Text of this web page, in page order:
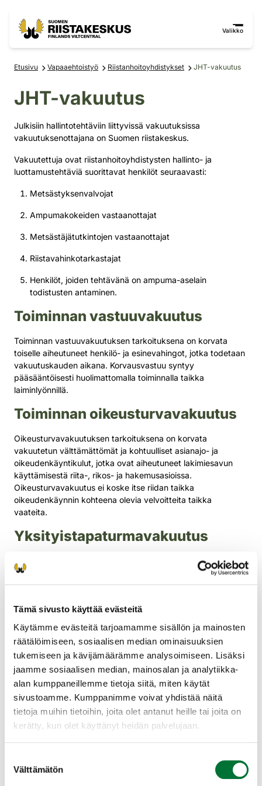
Tämä sivusto käyttää evästeitä
Käytämme evästeitä tarjoamamme sisällön ja mainosten
räätälöimiseen, sosiaalisen median ominaisuuksien
tukemiseen ja kävijämäärämme analysoimiseen. Lisäksi
jaamme sosiaalisen median, mainosalan ja analytiikka-
alan kumppaneillemme tietoja siitä, miten käytät
sivustoamme. Kumppanimme voivat yhdistää näitä
tietoja muihin tietoihin, joita olet antanut heille tai joita on
kerätty, kun olet käyttänyt heidän palvelujaan.
valinta
Välttämätön
Valikko
Etusivu Vapaaehtoistyö Riistanhoitoyhdistykset JHT-vakuutus
JHT-vakuutus
Julkisiin hallintotehtäviin liittyvissä vakuutuksissa
vakuutuksenottajana on Suomen riistakeskus.
Vakuutettuja ovat riistanhoitoyhdistysten hallinto- ja
luottamustehtäviä suorittavat henkilöt seuraavasti:
Metsästyksenvalvojat
Ampumakokeiden vastaanottajat
Metsästäjätutkintojen vastaanottajat
Riistavahinkotarkastajat
Henkilöt, joiden tehtävänä on ampuma-aselain
todistusten antaminen.
Toiminnan vastuuvakuutus
Toiminnan vastuuvakuutuksen tarkoituksena on korvata
toiselle aiheutuneet henkilö- ja esinevahingot, jotka todetaan
vakuutuskauden aikana. Korvausvastuu syntyy
pääsääntöisesti huolimattomalla toiminnalla taikka
laiminlyönnillä.
Toiminnan oikeusturvavakuutus
Oikeusturvavakuutuksen tarkoituksena on korvata
vakuutetun välttämättömät ja kohtuulliset asianajo- ja
oikeudenkäyntikulut, jotka ovat aiheutuneet lakimiesavun
käyttämisestä riita-, rikos- ja hakemusasioissa.
Oikeusturvavakuutus ei koske itse riidan taikka
oikeudenkäynnin kohteena olevia velvoitteita taikka
vaateita.
Yksityistapaturmavakuutus
Yksityistapaturmavakuutuksen tarkoituksena on korvata
äkillisistä tapaturmista ja muista vakuutusehdoissa
mainituista tapahtumista aiheutuneet sairaanhoitokulut.
ja metsästäjätutkintojen vastaanottajat,
riistavahinkotarkastajat ja ampuma-aselain 45 §:ssä ja 53 a
§:ssä tarkoitetut todistusten antajat. Vakuutus ei sisällä
turvaa sairauksien varalta. Vakuutus on voimassa Suomessa.
Vakuutus on voimassa talkootyön sekä muun palkattoman
työn aikana ja siihen välittömästi liittyvillä matkoilla.
Vakuutuksesta ei korvata tapaturmavakuutuslain
tarkoittamaa työtapaturmaa.
Hallinnon vastuuvakuutus
virheen varalta ja jonka perusteella häneltä voidaan vaatia
vahingonkorvausta. Vakuutus kattaa myös mahdolliset